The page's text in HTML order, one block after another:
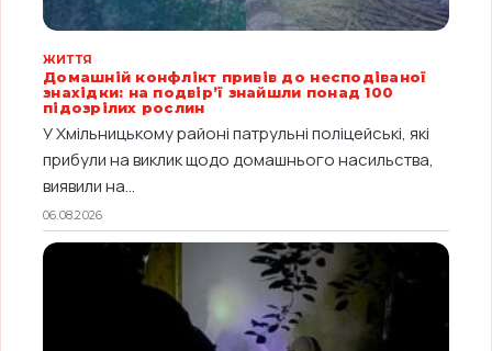
ЖИТТЯ
Домашній конфлікт привів до несподіваної
знахідки: на подвір’ї знайшли понад 100
підозрілих рослин
У Хмільницькому районі патрульні поліцейські, які
прибули на виклик щодо домашнього насильства,
виявили на...
06.08.2026